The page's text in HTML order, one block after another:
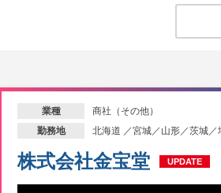
業種 商社（その他）
勤務地 北海道 ／宮城／山形／茨城
株式会社金宝堂 UPDATE